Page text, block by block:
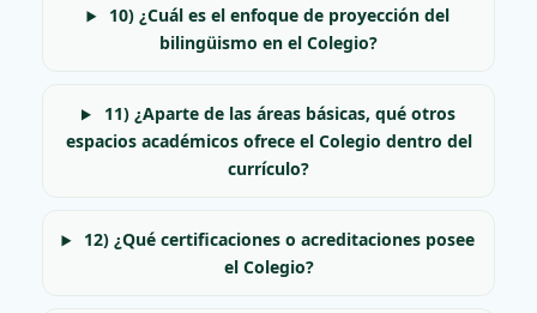
10) ¿Cuál es el enfoque de proyección del
bilingüismo en el Colegio?
11) ¿Aparte de las áreas básicas, qué otros
espacios académicos ofrece el Colegio dentro del
currículo?
12) ¿Qué certificaciones o acreditaciones posee
el Colegio?